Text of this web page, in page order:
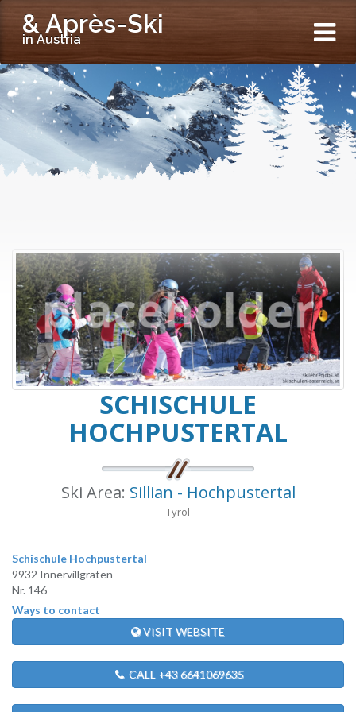
& Après-Ski
in Austria
SCHISCHULE
HOCHPUSTERTAL
Ski Area: Sillian - Hochpustertal
Tyrol
Schischule Hochpustertal
9932 Innervillgraten
Nr. 146
Ways to contact
VISIT WEBSITE
CALL +43 6641069635